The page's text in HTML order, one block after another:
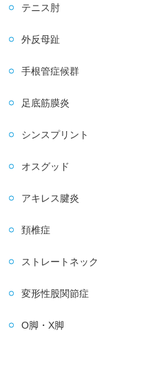
テニス肘
外反母趾
手根管症候群
足底筋膜炎
シンスプリント
オスグッド
アキレス腱炎
頚椎症
ストレートネック
変形性股関節症
O脚・X脚